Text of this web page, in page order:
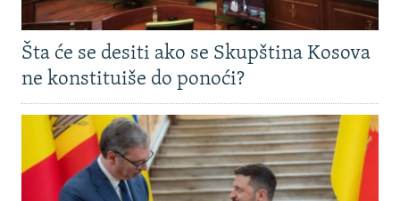
Šta će se desiti ako se Skupština Kosova
ne konstituiše do ponoći?